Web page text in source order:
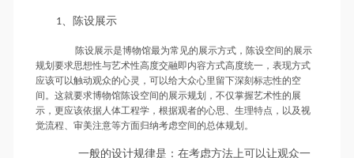
1、陈设展示
陈设展示是博物馆最为常见的展示方式，陈设空间的展示
规划要求思想性与艺术性高度交融即内容方式高度统一，表现方式
应该可以触动观众的心灵，可以给大众心里留下深刻标志性的空
间。这就要求博物馆陈设空间的展示规划，不仅掌握艺术性的展
示，更应该依据人体工程学，根据观者的心思、生理特点，以及视
觉流程、审美注意等方面归纳考虑空间的总体规划。
一般的设计规律是：在考虑方法上可以让观众一